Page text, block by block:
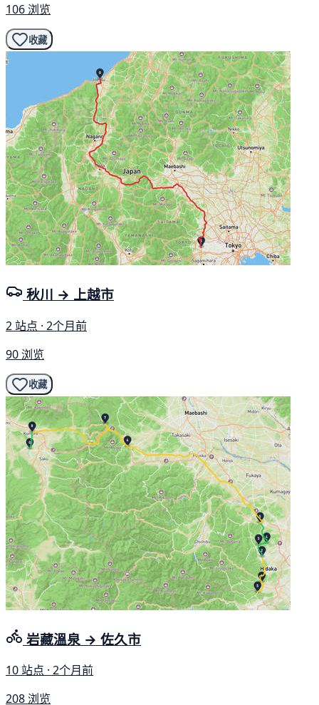
106 浏览
收藏
秋川 → 上越市
2 站点 · 2个月前
90 浏览
收藏
岩藏溫泉 → 佐久市
10 站点 · 2个月前
208 浏览